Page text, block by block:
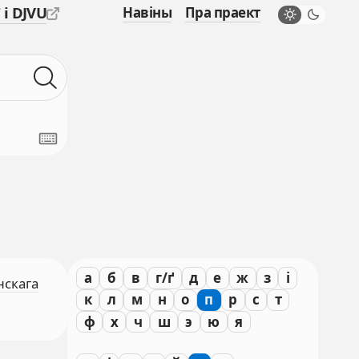
DJVU Навіны Пра праект
а б в г/ґ д е ж з
і
к
л м н о п р с
т
ф
х ч ш э ю я